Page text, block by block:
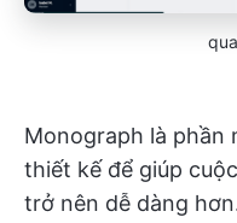
qua
Monograph là phần
thiết kế để giúp
trở nên dễ dàng